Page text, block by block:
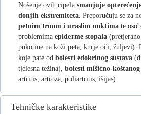
Nošenje ovih cipela smanjuje
donjih ekstremiteta. Preporučuju se za
petnim trnom i uraslim noktima te
problemima epiderme stopala
pukotine na koži peta, kurje oči, žuljevi).
koje pate od bolesti edokrinog sustava
tjelesna težina), bolesti mišićno-koštanog
artritis, artroza, poliartritis, išijas).
Tehničke karakteristike